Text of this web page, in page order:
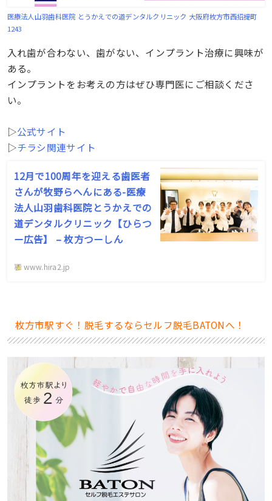
医療法人山羽歯科医院 とうかえでの道デンタルクリニック 大阪府枚方市西招提町
1243
入れ歯が合わない、歯がない、インプラント治療に興味が
ある。
インプラントをお考えの方はぜひ専門医にご相談くださ
い。
▷公式サイト
▷チラシ関連サイト
12月で100周年を迎える歯医者
さんが牧野らへんにある-医療
法人山羽歯科医院とうかえでの
道デンタルクリニック【ひらつ
ー広告】 – 枚方つーしん
www.hira2.jp
枚方市駅すぐ！脱毛するならセルフ脱毛BATONへ！